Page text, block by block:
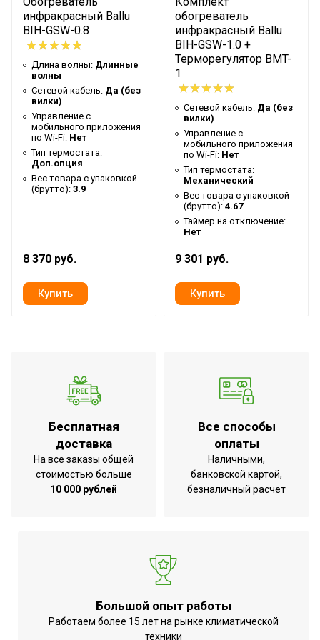
Высота упаковки товара
5.5
Гарантийный документ
Гарантийный талон
Глубина упаковки товара
15
Макс. высота установки
3.5
Крепление на штатив
Нет
Цвет корпуса
Серый нерж.сталь
Ширина упаковки товара
112
Бренд
Ballu
Макс. потребляемая
Тип нагревательного
Панельный
монолитный
элемент
Высота товара
Глубина товара
Срок службы
УТП
Гарантия 3 года
Ширина товара
109
Эффективен для помещ.
16
терморегулятора)
Нет
инфракрасный Ballu
BIH-GSW-0.8
Длина волны: Длинные
волны
Сетевой кабель: Да (без
вилки)
Управление c
мобильного приложения
по Wi-Fi: Нет
Тип термостата:
Доп.опция
Вес товара с упаковкой
(брутто): 3.9
8 370 руб.
обогреватель
инфракрасный Ballu
BIH-GSW-1.0 +
Терморегулятор BMT-
1
Сетевой кабель: Да (без
вилки)
Управление c
мобильного приложения
по Wi-Fi: Нет
Тип термостата:
Механический
Вес товара с упаковкой
(брутто): 4.67
Таймер на отключение:
Нет
9 301 руб.
Бесплатная
доставка
На все заказы общей
стоимостью больше
10 000 рублей
Все способы
оплаты
Наличными,
банковской картой,
безналичный расчет
Большой опыт работы
Работаем более 15 лет на рынке климатической
техники